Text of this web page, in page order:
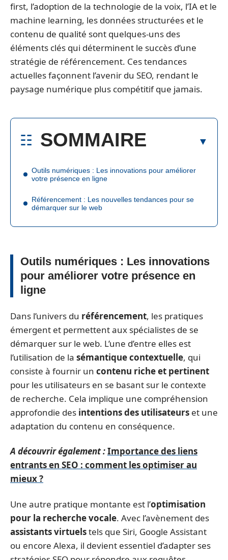
first, l’adoption de la technologie de la voix, l’IA et le
machine learning, les données structurées et le
contenu de qualité sont quelques-uns des
éléments clés qui déterminent le succès d’une
stratégie de référencement. Ces tendances
actuelles façonnent l’avenir du SEO, rendant le
paysage numérique plus compétitif que jamais.
SOMMAIRE
Outils numériques : Les innovations pour améliorer
votre présence en ligne
Référencement : Les nouvelles tendances pour se
démarquer sur le web
Outils numériques : Les innovations
pour améliorer votre présence en
ligne
Dans l’univers du référencement, les pratiques
émergent et permettent aux spécialistes de se
démarquer sur le web. L’une d’entre elles est
l’utilisation de la sémantique contextuelle, qui
consiste à fournir un contenu riche et pertinent
pour les utilisateurs en se basant sur le contexte
de recherche. Cela implique une compréhension
approfondie des intentions des utilisateurs et une
adaptation du contenu en conséquence.
A découvrir également :Importance des liens
entrants en SEO : comment les optimiser au
mieux ?
Une autre pratique montante est l’optimisation
pour la recherche vocale. Avec l’avènement des
assistants virtuelstels que Siri, Google Assistant
ou encore Alexa, il devient essentiel d’adapter ses